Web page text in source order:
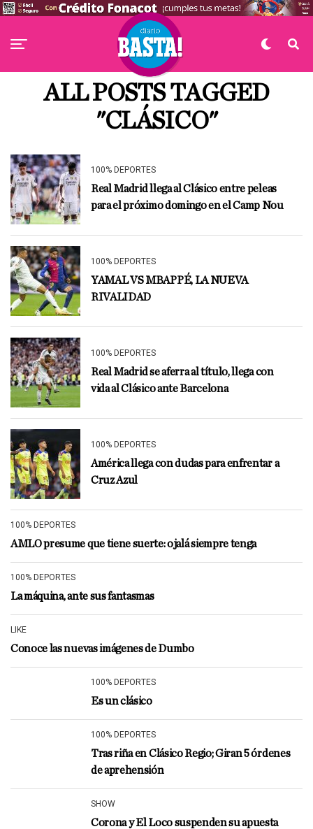
ALL POSTS TAGGED
"CLÁSICO"
100% DEPORTES
Real Madrid llega al Clásico entre peleas
para el próximo domingo en el Camp Nou
100% DEPORTES
YAMAL VS MBAPPÉ, LA NUEVA
RIVALIDAD
100% DEPORTES
Real Madrid se aferra al título, llega con
vida al Clásico ante Barcelona
100% DEPORTES
América llega con dudas para enfrentar a
Cruz Azul
100% DEPORTES
AMLO presume que tiene suerte: ojalá siempre tenga
100% DEPORTES
La máquina, ante sus fantasmas
LIKE
Conoce las nuevas imágenes de Dumbo
100% DEPORTES
Es un clásico
100% DEPORTES
Tras riña en Clásico Regio; Giran 5 órdenes
de aprehensión
SHOW
Corona y El Loco suspenden su apuesta